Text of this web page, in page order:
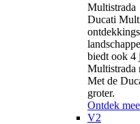
Multistrada
Ducati
biedt ook 4
Multistrada
Met de
groter.
Ontdek
V2